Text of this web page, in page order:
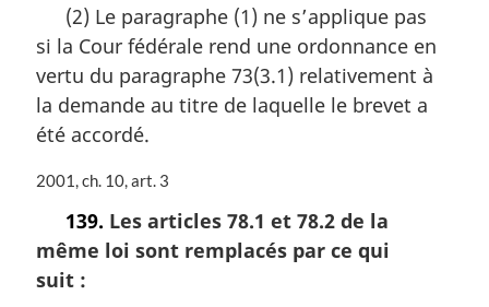
l
e
:
e
m
r
g
n
e
:
(2) Le paragraphe (1) ne s’applique pas
si la Cour fédérale rend une ordonnance en
vertu du paragraphe 73(3.1) relativement à
la demande au titre de laquelle le brevet a
été accordé.
N
e
m
2001, ch. 10, art. 3
139. Les articles 78.1 et 78.2 de la
même loi sont remplacés par ce qui
suit :